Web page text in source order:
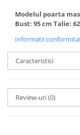
Modelul poarta
Bust: 95 cm Talie:
Informatii
Caracteristici
Review-uri(0)